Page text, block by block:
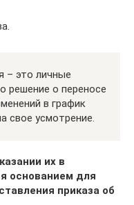
– это личные
решение о переносе
в график
свое усмотрение.
их в
основанием для
приказа об